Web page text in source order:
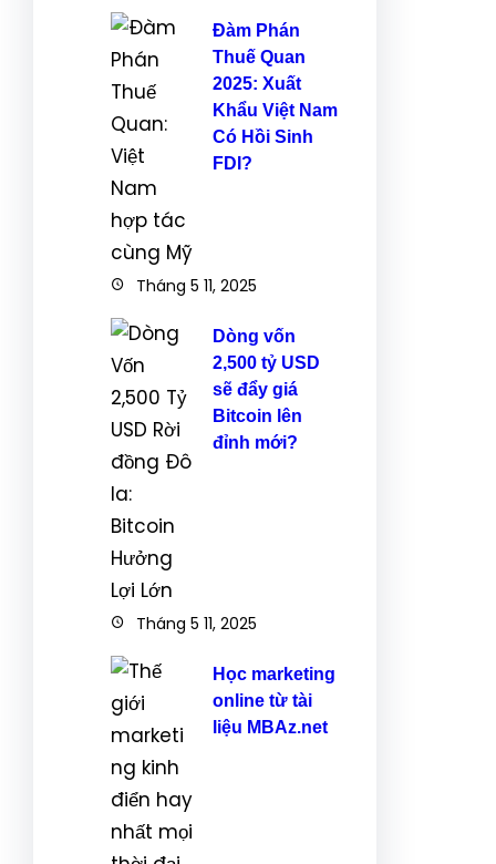
Đàm Phán
Thuế Quan
2025: Xuất
Khẩu Việt Nam
Có Hồi Sinh
FDI?
Tháng 5 11, 2025
Dòng vốn
2,500 tỷ USD
sẽ đẩy giá
Bitcoin lên
đỉnh mới?
Tháng 5 11, 2025
Học marketing
online từ tài
liệu MBAz.net